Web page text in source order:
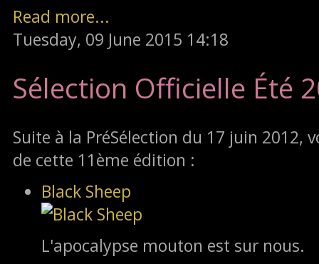
Read more...
Tuesday, 09 June 2015 14:18
Sélection Officielle Été
Suite à la PréSélection du 17 juin 2012,
de cette 11ème édition :
Black Sheep
L'apocalypse mouton est sur nous.